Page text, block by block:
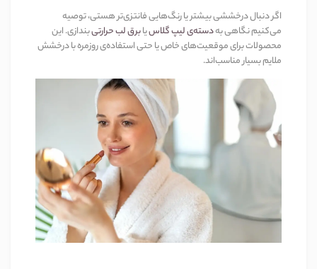
اگر دنبال درخششی بیشتر یا رنگ‌هایی فانتزی‌تر هستی، توصیه
می‌کنیم نگاهی بهدسته‌ی لیپ گلاسیابرق لب حرارتیبندازی. این
محصولات برای موقعیت‌های خاص یا حتی استفاده‌ی روزمره با درخشش
ملایم بسیار مناسب‌اند.